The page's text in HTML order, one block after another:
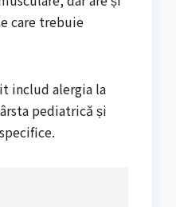
care trebuie
includ alergia la
pediatrică și